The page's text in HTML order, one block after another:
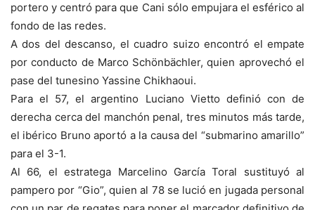
portero y centró para que Cani sólo empujara el esférico al
fondo de las redes.
A dos del descanso, el cuadro suizo encontró el empate
por conducto de Marco Schönbächler, quien aprovechó el
pase del tunesino Yassine Chikhaoui.
Para el 57, el argentino Luciano Vietto definió con de
derecha cerca del manchón penal, tres minutos más tarde,
el ibérico Bruno aportó a la causa del “submarino amarillo”
para el 3-1.
Al 66, el estratega Marcelino García Toral sustituyó al
pampero por “Gio”, quien al 78 se lució en jugada personal